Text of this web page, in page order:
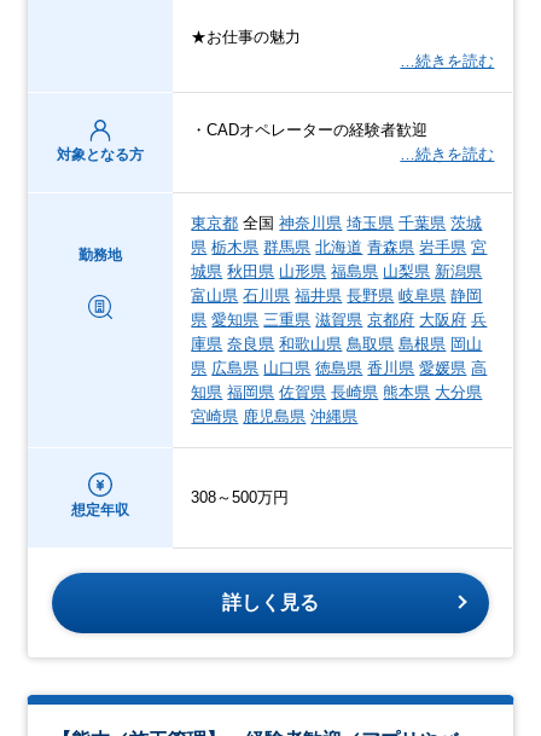
★お仕事の魅力
…続きを読む
対象となる方
・CADオペレーターの経験者歓迎
…続きを読む
勤務地
東京都 全国神奈川県 埼玉県 千葉県 茨城
県 栃木県 群馬県 北海道 青森県 岩手県 宮
城県 秋田県 山形県 福島県 山梨県 新潟県
富山県 石川県 福井県 長野県 岐阜県 静岡
県 愛知県 三重県 滋賀県 京都府 大阪府 兵
庫県 奈良県 和歌山県 鳥取県 島根県 岡山
県 広島県 山口県 徳島県 香川県 愛媛県 高
知県 福岡県 佐賀県 長崎県 熊本県 大分県
宮崎県 鹿児島県 沖縄県
想定年収
308～500万円
詳しく見る